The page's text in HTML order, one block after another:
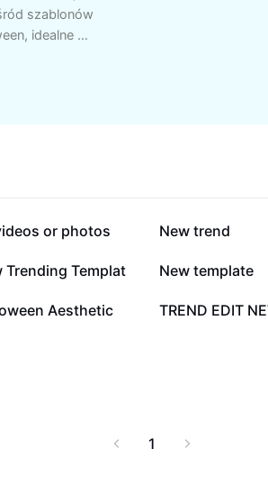
szablonów
idealne do
potrzeb.
tys. or photos 42,5 tys.
New trend
tys.
Trending Templat 9,5 tys.
New template
Aesthetic 749
TREND EDIT
1